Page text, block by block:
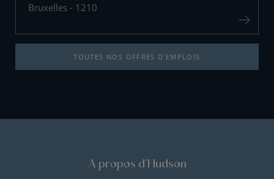
Bruxelles - 1210
TOUTES NOS OFFRES D'EMPLOIS
A propos d'Hudson